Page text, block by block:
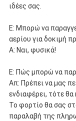
ιδέες σας.
Ε: Μπορώ να
αερίου για δοκιμή
Α: Ναι, φυσικά!
Ε: Πώς μπορώ να
Απ: Πρέπει να μας
ενδιαφέρει, τότε
Το φορτίο θα σας
παραλαβή της